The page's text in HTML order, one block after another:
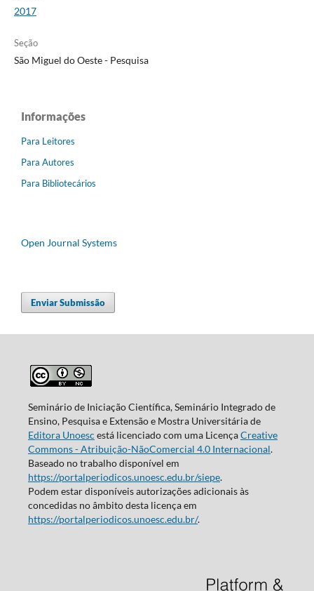
2017
Seção
São Miguel do Oeste - Pesquisa
Informações
Para Leitores
Para Autores
Para Bibliotecários
Open Journal Systems
Enviar Submissão
Seminário de Iniciação Científica, Seminário Integrado de
Ensino, Pesquisa e Extensão e Mostra Universitária de
Editora Unoesc está licenciado com uma LicençaCreative
Commons - Atribuição-NãoComercial 4.0 Internacional.
Baseado no trabalho disponível em
https://portalperiodicos.unoesc.edu.br/siepe.
Podem estar disponíveis autorizações adicionais às
concedidas no âmbito desta licença em
https://portalperiodicos.unoesc.edu.br/.